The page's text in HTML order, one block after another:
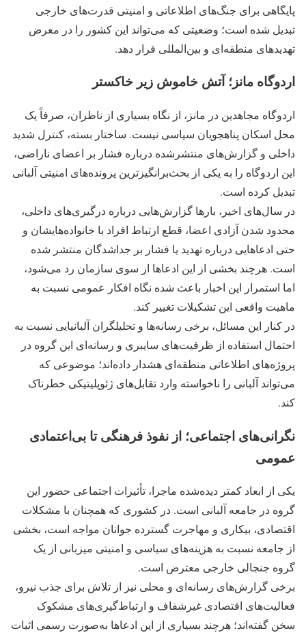
پایگاهی برای جنگ‌های اطلاعاتی و امنیتی قدرت‌های خارجی
تبدیل شده است؛ وضعیتی که می‌تواند این کشور را در معرض
تهدیدهای منطقه‌ای و بین‌المللی قرار دهد.
اردوگاه مانز؛ آتش خاموش زیر خاکستر
اردوگاه مجاهدین در مانز، از نگاه بسیاری از ناظران، صرفاً یک
محل اسکان پناهجویان سیاسی نیست. ساختار بسته، کنترل شدید
داخلی و گزارش‌های منتشرشده درباره فشار بر اعضای ناراضی،
این اردوگاه را به یکی از بحث‌برانگیزترین پرونده‌های امنیتی آلبانی
تبدیل کرده است.
در سال‌های اخیر، بارها گزارش‌هایی درباره درگیری‌های داخلی،
محدود شدن آزادی اعضا، قطع ارتباط افراد با خانواده‌هایشان و
حتی ادعاهایی درباره تهدید یا فشار بر جداشدگان منتشر شده
است. هرچند بخشی از این ادعاها از سوی سازمان رد می‌شود،
اما استمرار این اخبار باعث شده نگاه افکار عمومی نسبت به
ماهیت واقعی این تشکیلات تغییر کند.
در کنار این مسائل، برخی رسانه‌ها و تحلیلگران آلبانیایی نسبت به
احتمال استفاده از ظرفیت‌های سایبری و رسانه‌ای این گروه در
پروژه‌های اطلاعاتی منطقه‌ای هشدار داده‌اند؛ موضوعی که
می‌تواند آلبانی را ناخواسته وارد تقابل‌های ژئوپلیتیکی خطرناک
کند.
نگرانی‌های اجتماعی؛ از نفوذ فرهنگی تا بی‌اعتمادی
عمومی
یکی از ابعاد کمتر دیده‌شده ماجرا، تأثیرات اجتماعی حضور این
گروه در جامعه آلبانی است. در کشوری که همچنان با مشکلات
اقتصادی، بیکاری و مهاجرت گسترده جوانان مواجه است، بخشی
از جامعه نسبت به هزینه‌های سیاسی و امنیتی میزبانی از یک
گروه جنجالی خارجی معترض است.
برخی گزارش‌های رسانه‌ای و محلی نیز از تلاش برای جذب نیرو،
فعالیت‌های اقتصادی غیرشفاف و ارتباط‌گیری‌های مشکوک
سخن گفته‌اند؛ هرچند بسیاری از این ادعاها به‌صورت رسمی اثبات